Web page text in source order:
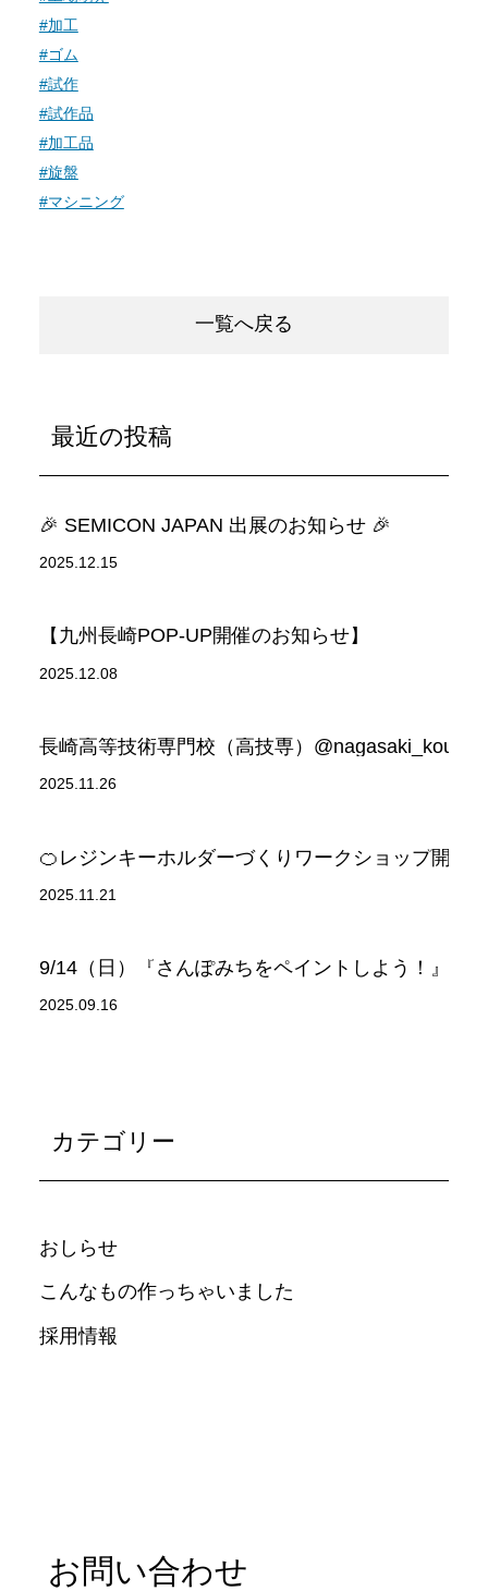
#加工
#ゴム
#試作
#試作品
#加工品
#旋盤
#マシニング
一覧へ戻る
最近の投稿
🎉 SEMICON JAPAN 出展のお知らせ 🎉
2025.12.15
【九州長崎POP-UP開催のお知らせ】
2025.12.08
長崎高等技術専門校（高技専）
2025.11.26
🍊レジンキーホルダーづくりワークショップ開催
2025.11.21
9/14（日）『さんぽみちをペイントしよう！』に
2025.09.16
カテゴリー
おしらせ
こんなもの作っちゃいました
採用情報
お問い合わせ